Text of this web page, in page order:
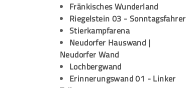
Fränkisches Wunderland
Riegelstein 03 - Sonntagsfahrer
Stierkampfarena
Neudorfer Hauswand |
Neudorfer Wand
Lochbergwand
Erinnerungswand 01 - Linker